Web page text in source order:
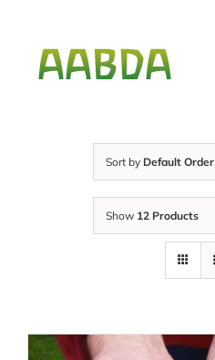
content
Sort by Default Order
Show 12 Products